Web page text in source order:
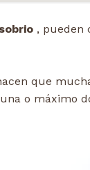
, pueden
que
o máximo